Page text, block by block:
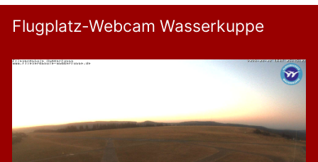
Flugplatz-Webcam Wasserkuppe